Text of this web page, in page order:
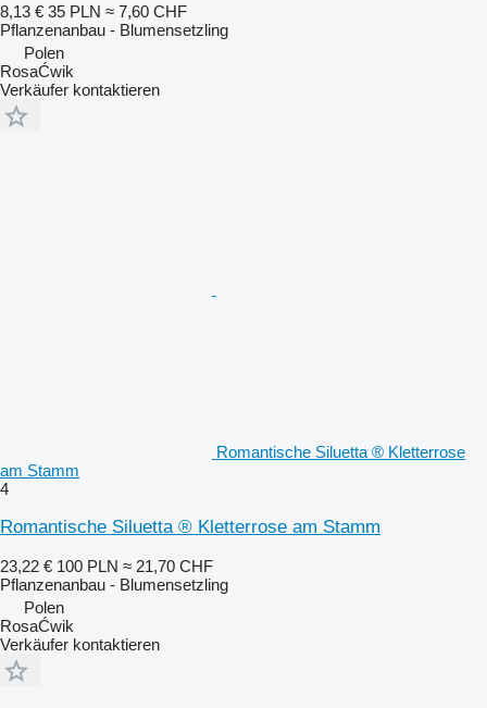
8,13 € 35 PLN ≈ 7,60 CHF
Pflanzenanbau - Blumensetzling
Polen
RosaĆwik
Verkäufer kontaktieren
Romantische Siluetta ® Kletterrose
am Stamm
4
Romantische Siluetta ® Kletterrose am Stamm
23,22 € 100 PLN ≈ 21,70 CHF
Pflanzenanbau - Blumensetzling
Polen
RosaĆwik
Verkäufer kontaktieren